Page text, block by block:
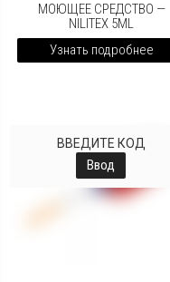
МОЮЩЕЕ СРЕДСТВО —
NILITEX 5ML
Узнать подробнее
ВВЕДИТЕ КОД
Ввод